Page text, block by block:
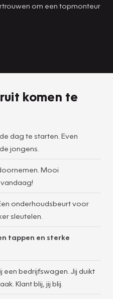
om een topmonteur
komen te
dag te starten. Even
jongens.
Mooi
onderhoudsbeurt voor
sleutelen.
tappen en sterke
een bedrijfswagen. Jij duikt
Klant blij, jij blij.